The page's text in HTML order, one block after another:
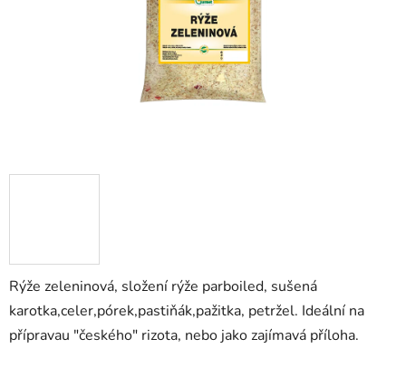
Rýže zeleninová, složení rýže parboiled, sušená
karotka,celer,pórek,pastiňák,pažitka, petržel. Ideální na
přípravau "českého" rizota, nebo jako zajímavá příloha.